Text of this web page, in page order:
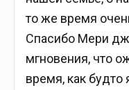
то же время
Спасибо Мери
мгновения, что
время, как